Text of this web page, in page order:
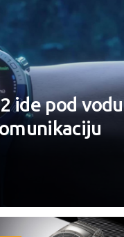
ide pod vodu